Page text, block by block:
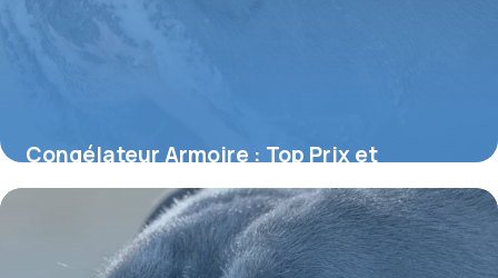
Congélateur Armoire : Top Prix et
Comparatif